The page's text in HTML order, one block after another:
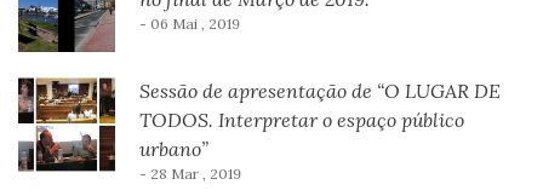
- 06 Mai , 2019
Sessão de apresentação de “O LUGAR DE
TODOS. Interpretar o espaço público
urbano”
- 28 Mar , 2019